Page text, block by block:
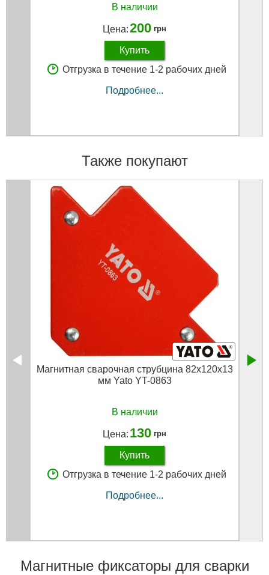
В наличии
Цена:200 грн
Купить
Отгрузка в течение 1-2 рабочих дней
Подробнее...
Также покупают
Магнитная сварочная струбцина 82х120х13
мм Yato YT-0863
В наличии
Цена: 130 грн
Купить
Отгрузка в течение 1-2 рабочих дней
Подробнее...
Магнитные фиксаторы для сварки